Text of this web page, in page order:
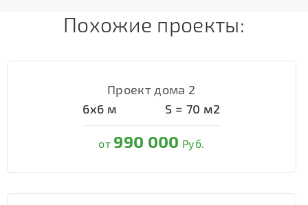
Похожие проекты:
Проект дома 2
6х6 м S = 70 м2
от 990 000 Руб.